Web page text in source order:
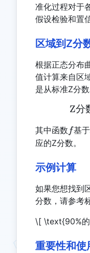
准化过程对于
假设检验和置
区域到Z分
根据正态分布
值计算来自区
是从标准Z分
Z分
其中函数 ff基
应的Z分数。
示例计算
如果您想找到
分数，请参考
\[ \text{90%
重要性和使